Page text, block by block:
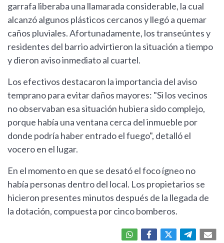
garrafa liberaba una llamarada considerable, la cual
alcanzó algunos plásticos cercanos y llegó a quemar
caños pluviales. Afortunadamente, los transeúntes y
residentes del barrio advirtieron la situación a tiempo
y dieron aviso inmediato al cuartel.
Los efectivos destacaron la importancia del aviso
temprano para evitar daños mayores: "Si los vecinos
no observaban esa situación hubiera sido complejo,
porque había una ventana cerca del inmueble por
donde podría haber entrado el fuego", detalló el
vocero en el lugar.
En el momento en que se desató el foco ígneo no
había personas dentro del local. Los propietarios se
hicieron presentes minutos después de la llegada de
la dotación, compuesta por cinco bomberos.